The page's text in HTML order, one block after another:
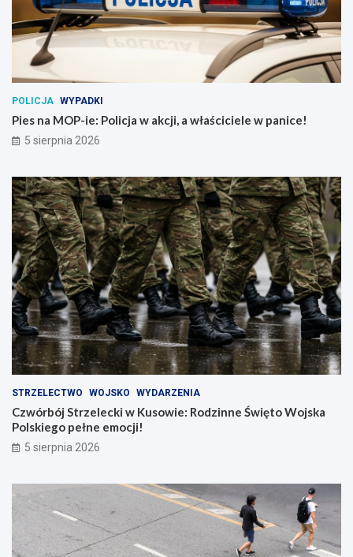
POLICJA WYPADKI
Pies na MOP-ie: Policja w akcji, a właściciele w panice!
5 sierpnia 2026
STRZELECTWO WOJSKO WYDARZENIA
Czwórbój Strzelecki w Kusowie: Rodzinne Święto Wojska
Polskiego pełne emocji!
5 sierpnia 2026